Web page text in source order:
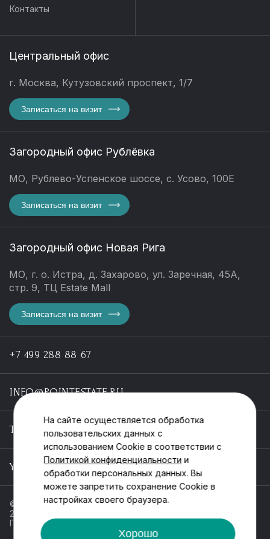
Контакты
Центральный офис
г. Москва, Кутузовский проспект, 1/7
Записаться на визит
Загородный офис Рублёвка
МО, Рублево-Успенское шоссе, с. Усово, 100Е
Записаться на визит
Загородный офис Новая Рига
МО, г. о. Истра, д. Захарово, ул. Заречная, 45А,
стр. 9, ТЦ Estate Mall
Записаться на визит
+7 499 288 88 67
INFO@POINTESTATE.RU
TELEGRAM
YOUTUBE
© ООО «Пойнт эстейт», ИНН 55546464612,
2013-2025
Политика обработки персональных данных
На сайте осуществляется обработка
пользовательских данных с
использованием Cookie в соответствии с
Политикой конфиденциальности и
обработки персональных данных. Вы
можете запретить сохранение Cookie в
настройках своего браузера.
Хорошо